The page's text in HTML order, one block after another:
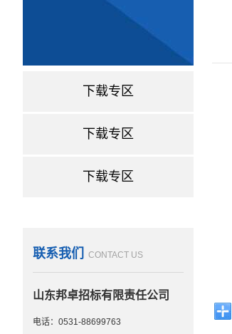
下载专区
下载专区
下载专区
联系我们 CONTACT US
山东邦卓招标有限责任公司
电话：0531-88699763